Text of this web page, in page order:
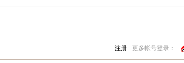
注册 更多帐号登录：